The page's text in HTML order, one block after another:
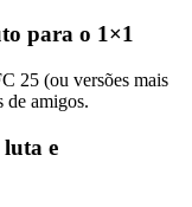
para o 1×1
25 (ou versões mais
de amigos.
e